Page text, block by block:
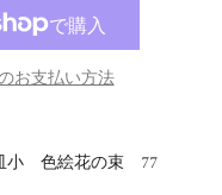
お支払い方法
小 色絵花の束 77